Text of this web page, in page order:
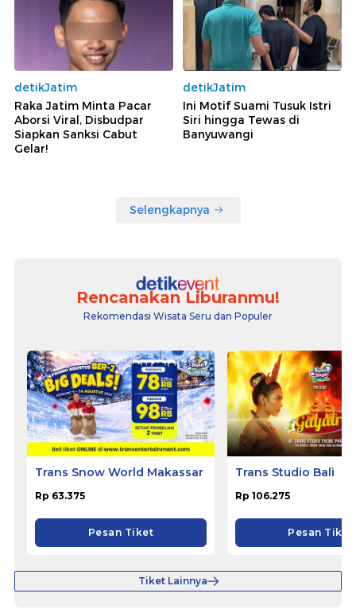
detikJatim
Raka Jatim Minta Pacar
Aborsi Viral, Disbudpar
Siapkan Sanksi Cabut
Gelar!
detikJatim
Ini Motif Suami Tusuk Istri
Siri hingga Tewas di
Banyuwangi
Selengkapnya
Rencanakan Liburanmu!
Rekomendasi Wisata Seru dan Populer
Trans Snow World Makassar
Rp 63.375
Pesan Tiket
Trans Studio Bali
Rp 106.275
Pesan Tiket
Tiket Lainnya